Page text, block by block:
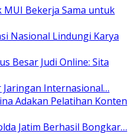
Bekerja Sama untuk
Nasional Lindungi Karya
Besar Judi Online: Sita
Internasional…
Adakan Pelatihan Konten
Jatim Berhasil Bongkar…